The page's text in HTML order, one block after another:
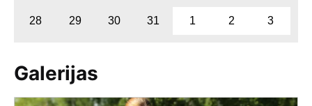
28 29 30 31 1 2 3
Galerijas